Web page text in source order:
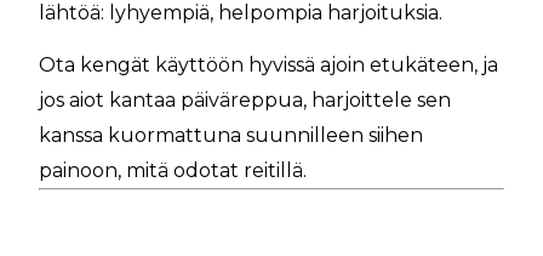
lähtöä: lyhyempiä, helpompia harjoituksia.
Ota kengät käyttöön hyvissä ajoin etukäteen, ja
jos aiot kantaa päiväreppua, harjoittele sen
kanssa kuormattuna suunnilleen siihen
painoon, mitä odotat reitillä.